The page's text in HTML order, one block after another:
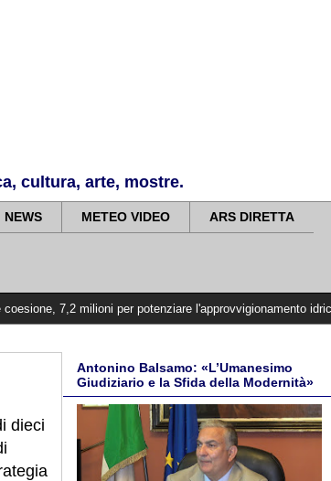
cultura, arte, mostre.
NEWS METEO VIDEO ARS DIRETTA
per potenziare l'approvvigionamento idrico nell'Etna
dieci
Antonino Balsamo: «L’Umanesimo
Giudiziario e la Sfida della Modernità»